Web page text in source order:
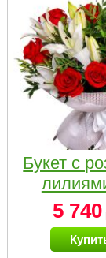
Букет с
5 740